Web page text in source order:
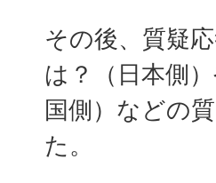
その後、質疑
は？（日本側
国側）などの
た。